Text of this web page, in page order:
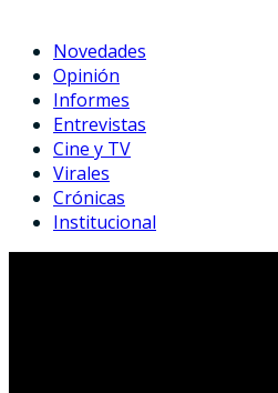
Novedades
Opinión
Informes
Entrevistas
Cine y TV
Virales
Crónicas
Institucional